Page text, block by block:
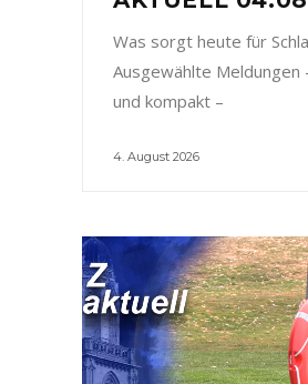
Was sorgt heute für
Ausgewählte Meldungen
und kompakt –
4. August 2026